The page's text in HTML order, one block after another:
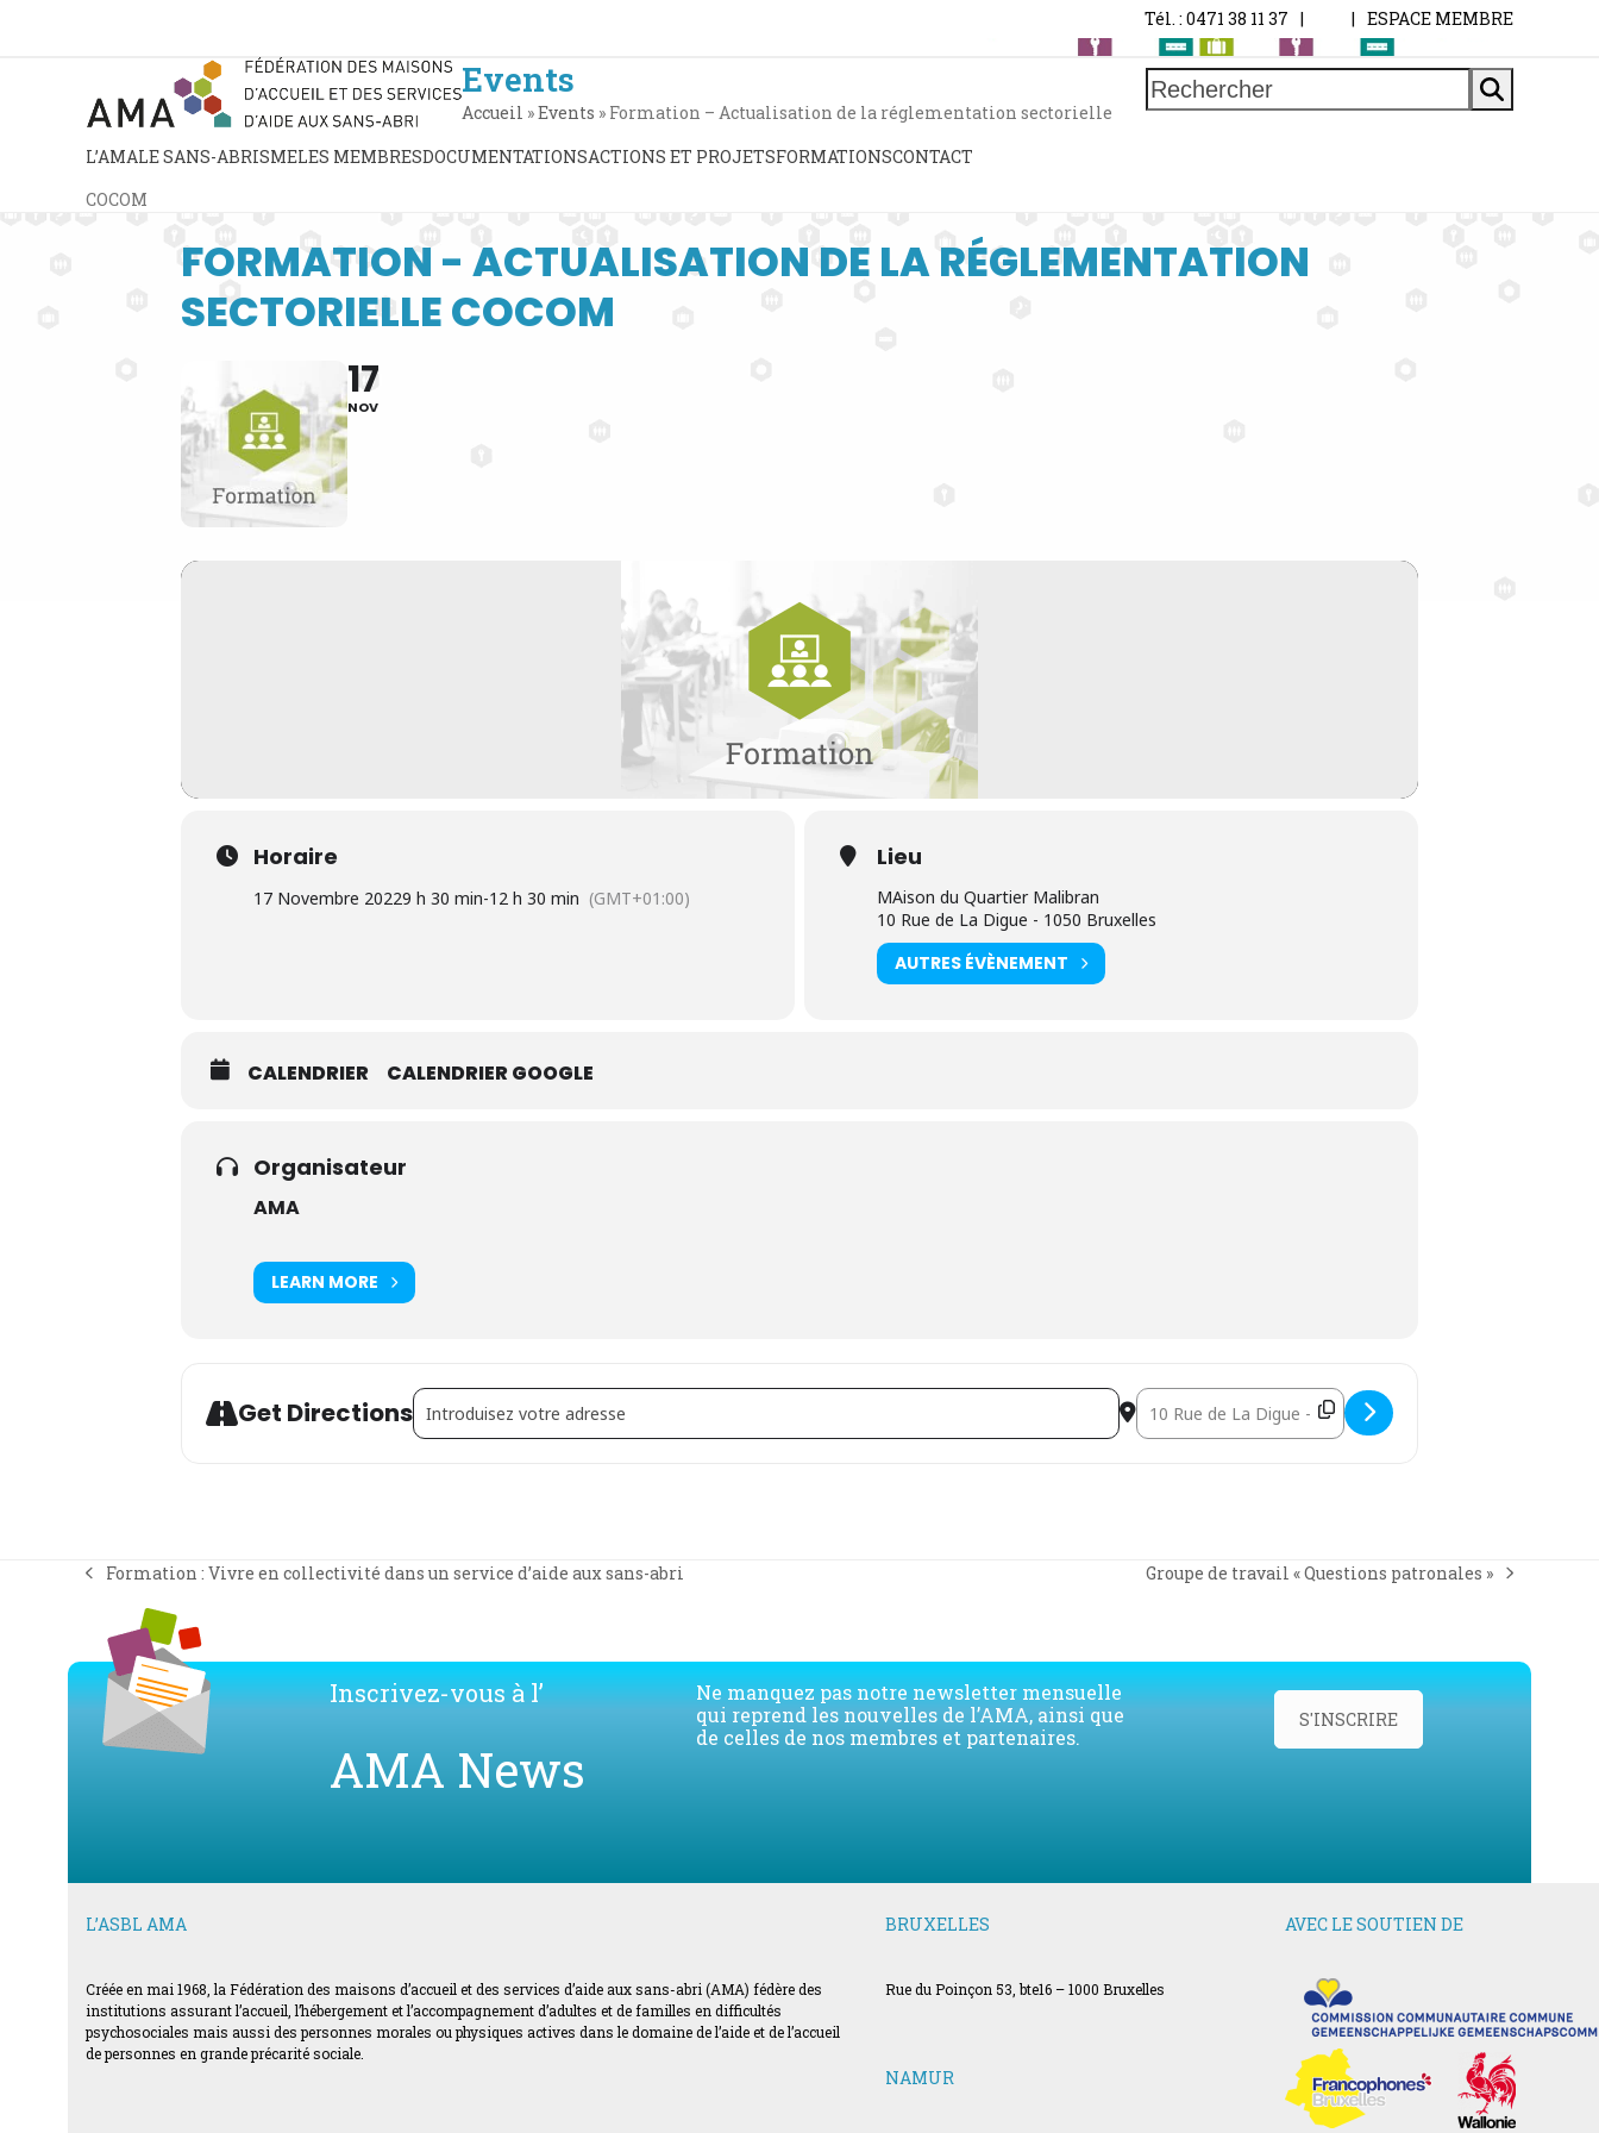
Tél. : 0471 38 11 37 | | ESPACE MEMBRE
Rechercher
L’AMALE SANS-ABRISMELES MEMBRESDOCUMENTATIONSACTIONS ET PROJETSFORMATIONSCONTACT
Events
Accueil »Events » Formation – Actualisation de la réglementation sectorielle
COCOM
FORMATION - ACTUALISATION DE LA RÉGLEMENTATION
SECTORIELLE COCOM
17
NOV
Horaire
17 Novembre 20229 h 30 min-12 h 30 min (GMT+01:00)
Lieu
MAison du Quartier Malibran
10 Rue de La Digue - 1050 Bruxelles
AUTRES ÉVÈNEMENT
CALENDRIER CALENDRIER GOOGLE
Organisateur
AMA
LEARN MORE
Get DirectionsAddress - Formation - Actualisation de la réglementation sectorielle COCOM [78af8UPad] Destination Address - Formation - Actualisation de la
previous
Formation : Vivre en collectivité dans un service d’aide aux sans-abri
next
Groupe de travail « Questions patronales »
Inscrivez-vous à l’
AMA News
Ne manquez pas notre newsletter mensuelle
qui reprend les nouvelles de l’AMA, ainsi que
de celles de nos membres et partenaires.
S'INSCRIRE
L’ASBL AMA
Créée en mai 1968, la Fédération des maisons d’accueil et des services d’aide aux sans-abri (AMA) fédère des
institutions assurant l’accueil, l’hébergement et l’accompagnement d’adultes et de familles en difficultés
psychosociales mais aussi des personnes morales ou physiques actives dans le domaine de l’aide et de l’accueil
de personnes en grande précarité sociale.
BRUXELLES
Rue du Poinçon 53, bte16 – 1000 Bruxelles
NAMUR
AVEC LE SOUTIEN DE